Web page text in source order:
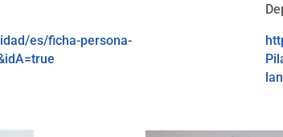
es/ficha-persona-